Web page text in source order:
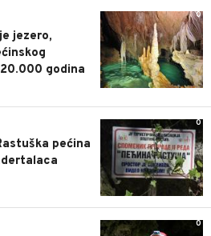
0
jezero,
godina
0
pećina
0